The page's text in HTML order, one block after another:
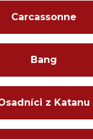
Carcassonne
Bang
z Katanu